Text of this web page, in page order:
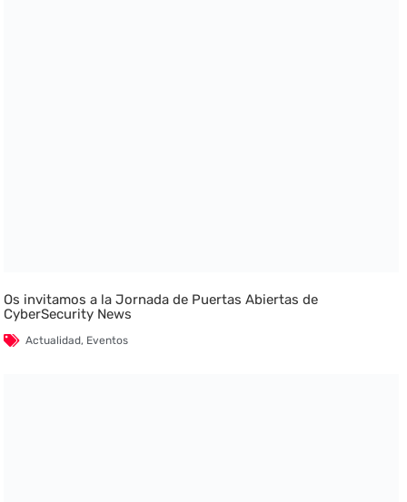
Os invitamos a la Jornada de Puertas Abiertas de
CyberSecurity News
Actualidad, Eventos